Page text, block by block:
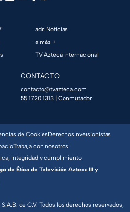
adn Noticias
a más +
TV Azteca Internacional
CONTACTO
contacto@tvazteca.com
55 1720 1313 | Conmutador
de C.V. Todos los derechos reservados,
de CookiesDerechosInversionistas
Trabaja con nosotros
integridad y cumplimiento
de Ética de Televisión Azteca III y